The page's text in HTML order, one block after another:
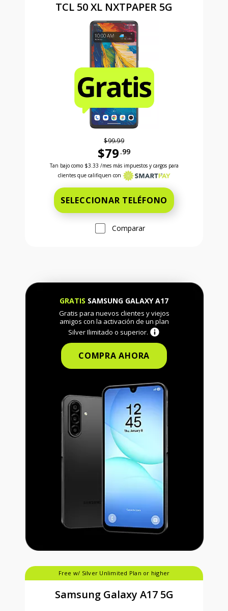
TCL 50 XL NXTPAPER 5G
$99.99
$79 .99
Antes el precio era 99 dollars and 99 cents Ahora
Tan bajo como $3.33 /mes más impuestos y cargos para
clientes que califiquen con
SELECCIONAR TELÉFONO
Comparar
GRATIS SAMSUNG GALAXY A17
Gratis para nuevos clientes y viejos
amigos con la activación de un plan
Silver Ilimitado o superior.
COMPRA AHORA
Free w/ Silver Unlimited Plan or higher
Samsung Galaxy A17 5G